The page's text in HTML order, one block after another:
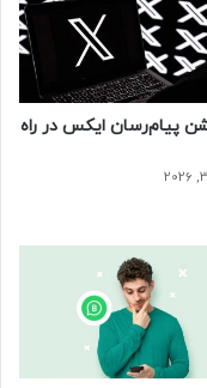
پیام‌رسان ایکس در راه